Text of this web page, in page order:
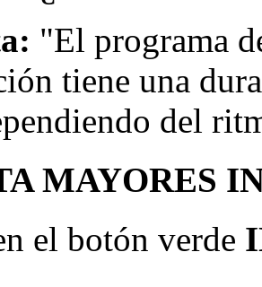
"El programa
tiene una
del
MAYORES
el botón verde